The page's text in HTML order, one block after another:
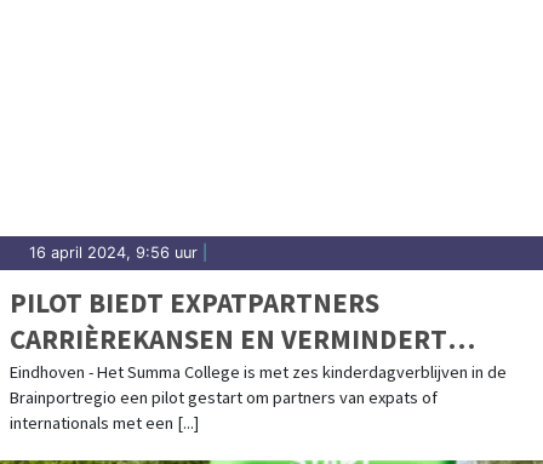
16 april 2024, 9:56 uur
PILOT BIEDT EXPATPARTNERS
CARRIÈREKANSEN EN VERMINDERT
KINDEROPVANGTEKORT
Eindhoven - Het Summa College is met zes kinderdagverblijven in de
Brainportregio een pilot gestart om partners van expats of
internationals met een [...]